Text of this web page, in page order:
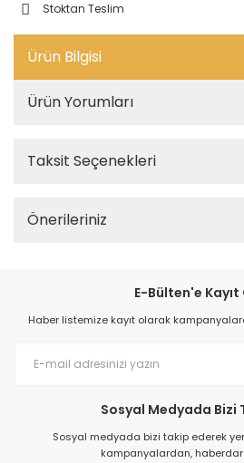
Stoktan Teslim
Ürün Bilgisi
Ürün Yorumları
Taksit Seçenekleri
Önerileriniz
E-Bülten'e Kayıt
Haber listemize kayıt olarak
Sosyal Medyada Bizi
Sosyal medyada bizi takip ederek
kampanyalardan,